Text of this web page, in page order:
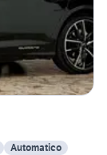
Automatico